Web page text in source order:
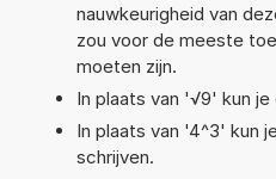
nauwkeurigheid van
zou voor de meeste
moeten zijn.
In plaats van '√9' kun
In plaats van '4^3' kun
schrijven.